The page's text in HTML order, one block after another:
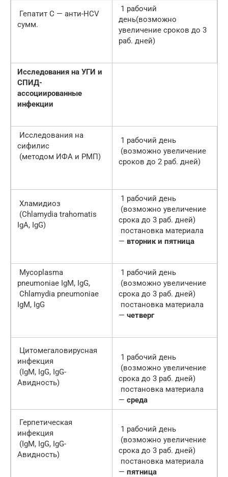
Гепатит C — анти-НСV
сумм.
1 рабочий
день(возможно
увеличение сроков до 3
раб. дней)
Исследования на УГИ и
СПИД-
ассоциированные
инфекции
Исследования на
сифилис
(методом ИФА и РМП)
1 рабочий день
(возможно увеличение
сроков до 2 раб. дней)
Хламидиоз
(Chlamydia trahomatis
IgA, IgG)
1 рабочий день
(возможно увеличение
срока до 3 раб. дней)
постановка материала
— вторник и пятница
Mycoplasma
pneumoniaе IgМ, IgG,
Chlamydia pneumoniaе
IgМ, IgG
1 рабочий день
(возможно увеличение
срока до 3 раб. дней)
постановка материала
— четверг
Цитомегаловирусная
инфекция
(IgM, IgG, IgG-
Авидность)
1 рабочий день
(возможно увеличение
срока до 3 раб. дней)
постановка материала
— среда
Герпетическая
инфекция
(IgM, IgG, IgG-
Авидность)
1 рабочий день
(возможно увеличение
срока до 3 раб. дней)
постановка материала
— пятница